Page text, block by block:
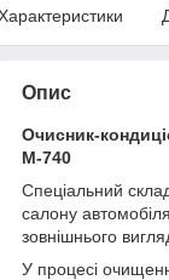
Опис
Очисник-
M-740
Спеціальний
салону
зовнішнього
У процесі